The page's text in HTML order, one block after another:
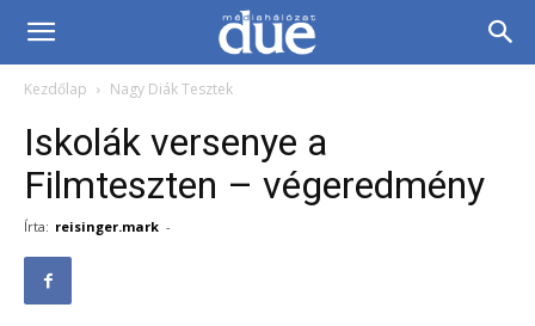
DUE
Médiahálózat…
Kezdőlap Nagy Diák Tesztek
Iskolák versenye a
Filmteszten – végeredmény
Írta: reisinger.mark -